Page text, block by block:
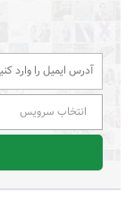
انتخاب سرویس